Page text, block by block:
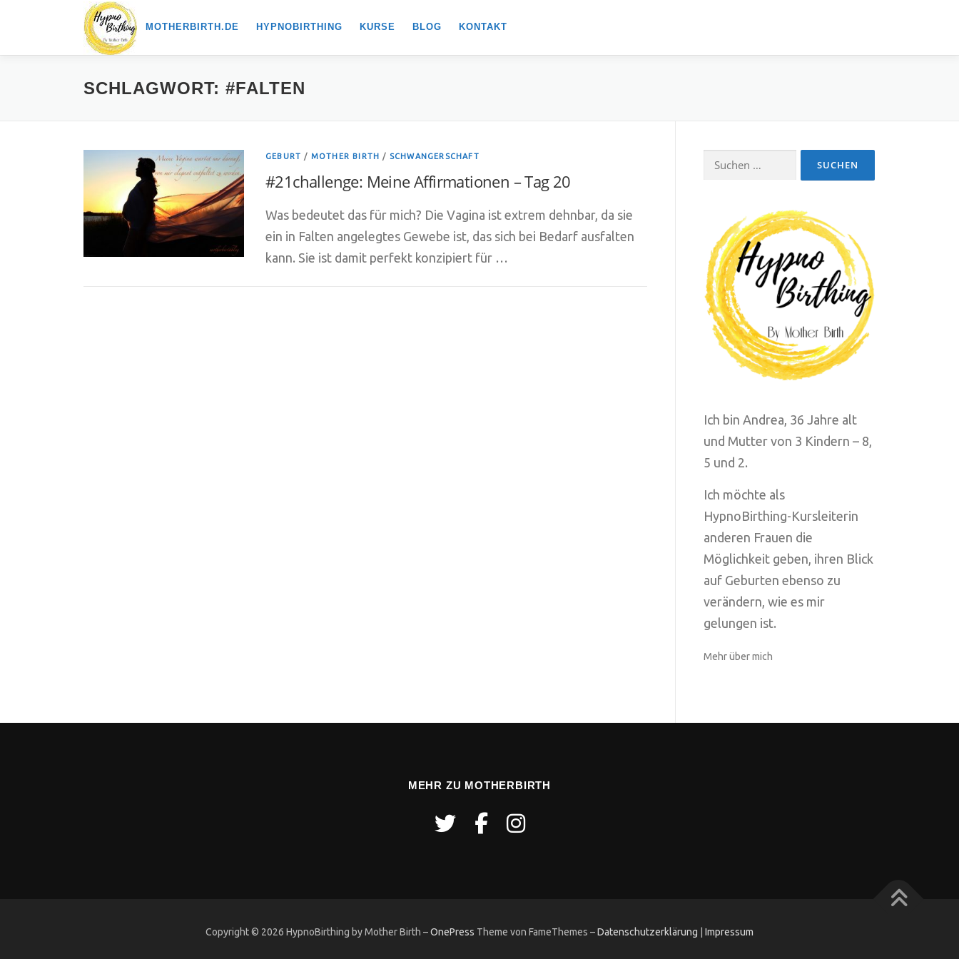
springen
MOTHERBIRTH.DE HYPNOBIRTHING KURSE BLOG KONTAKT
SCHLAGWORT: #FALTEN
GEBURT / MOTHER BIRTH / SCHWANGERSCHAFT
#21challenge: Meine Affirmationen – Tag 20
Was bedeutet das für mich? Die Vagina ist extrem dehnbar, da sie
ein in Falten angelegtes Gewebe ist, das sich bei Bedarf ausfalten
kann. Sie ist damit perfekt konzipiert für …
Suchen
Ich bin Andrea, 36 Jahre alt
und Mutter von 3 Kindern – 8,
5 und 2.
Ich möchte als
HypnoBirthing-Kursleiterin
anderen Frauen die
Möglichkeit geben, ihren Blick
auf Geburten ebenso zu
verändern, wie es mir
gelungen ist.
Mehr über mich
MEHR ZU MOTHERBIRTH
Copyright © 2026 HypnoBirthing by Mother Birth –OnePress Theme von FameThemes –Datenschutzerklärung Impressum